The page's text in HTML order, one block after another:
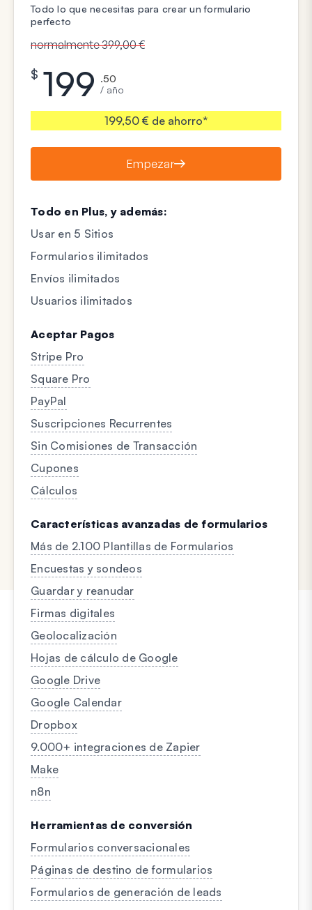
Todo lo que necesitas para crear un formulario
perfecto
normalmente 399,00 €
$ 199 .50
/ año
199,50 € de ahorro*
Empezar
Todo en Plus, y además:
Usar en 5 Sitios
Formularios ilimitados
Envíos ilimitados
Usuarios ilimitados
Aceptar Pagos
Stripe Pro
Square Pro
PayPal
Suscripciones Recurrentes
Sin Comisiones de Transacción
Cupones
Cálculos
Características avanzadas de formularios
Más de 2.100 Plantillas de Formularios
Encuestas y sondeos
Guardar y reanudar
Firmas digitales
Geolocalización
Hojas de cálculo de Google
Google Drive
Google Calendar
Dropbox
9.000+ integraciones de Zapier
Make
n8n
Herramientas de conversión
Formularios conversacionales
Páginas de destino de formularios
Formularios de generación de leads